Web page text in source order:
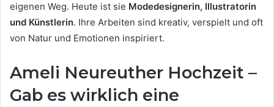
eigenen Weg. Heute ist sie Modedesignerin, Illustratorin
und Künstlerin. Ihre Arbeiten sind kreativ, verspielt und oft
von Natur und Emotionen inspiriert.
Ameli Neureuther Hochzeit –
Gab es wirklich eine